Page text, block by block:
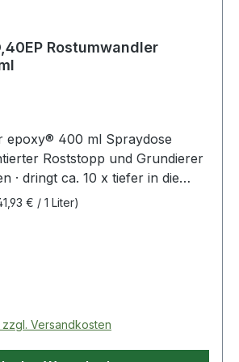
Rostumwandler
epoxy® 400 ml Spraydose
Roststopp und Grundierer
· dringt ca. 10 x tiefer in die
herkömmliche Rostumwandler
ohne Schwermetalle und
· kein Silikonentferner,
o.ä. nötig Rostsanierung in 3
Rost entfernen,
€ / 1 Liter)
zzgl. Versandkosten